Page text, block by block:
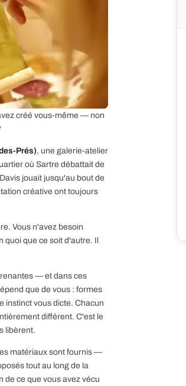
créé vous-même — non
Prés), une galerie-atelier
où Sartre débattait de
jouait jusqu'au bout de
créative ont toujours
Vous n'avez besoin
que ce soit d'autre. Il
— et dans ces
que de vous : formes
instinct vous dicte. Chacun
différent. C'est le
libèrent.
matériaux sont fournis —
tout au long de la
de ce que vous avez vécu